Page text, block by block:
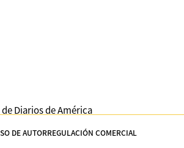
Diarios de América
DE AUTORREGULACIÓN COMERCIAL